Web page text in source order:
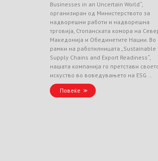
Businesses in an Uncertain World“,
организиран од Министерството за
надворешни работи и надворешна
трговија, Стопанската комора на
Македонија и Обединетите Нации. Во
рамки на работилницата „Sustainable
Supply Chains and Export Readiness“,
нашата компанија го претстави
искуство во воведувањето на ESG …
Повеќе